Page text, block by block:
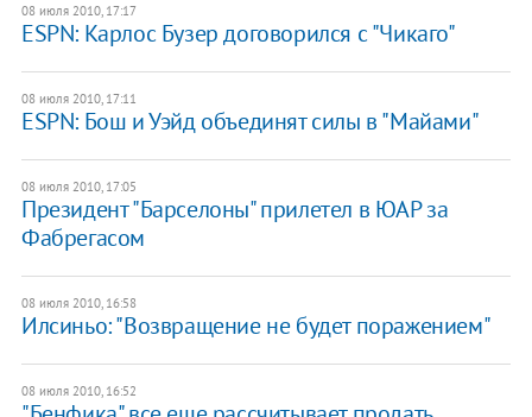
08 июля 2010, 17:17
ESPN: Карлос Бузер договорился с "Чикаго"
08 июля 2010, 17:11
ESPN: Бош и Уэйд объединят силы в "Майами"
08 июля 2010, 17:05
Президент "Барселоны" прилетел в ЮАР за
Фабрегасом
08 июля 2010, 16:58
Илсиньо: "Возвращение не будет поражением"
08 июля 2010, 16:52